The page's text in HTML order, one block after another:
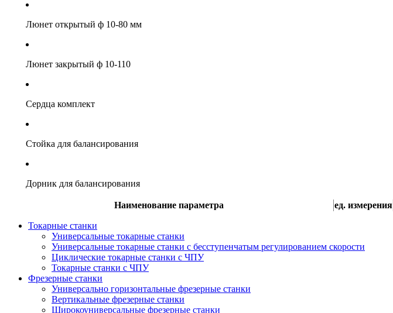
Люнет открытый ф 10-80 мм
Люнет закрытый ф 10-110
Сердца комплект
Стойка для балансирования
Дорник для балансирования
Наименование параметра ед. измерения
Токарные станки
Универсальные токарные станки
Универсальные токарные станки с бесступенчатым регулированием скорости
Циклические токарные станки с ЧПУ
Токарные станки с ЧПУ
Фрезерные станки
Универсально горизонтальные фрезерные станки
Вертикальные фрезерные станки
Широкоуниверсальные фрезерные станки